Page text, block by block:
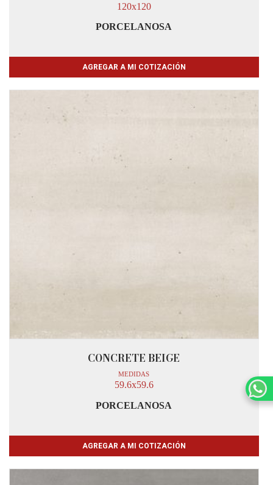
120x120
PORCELANOSA
AGREGAR A MI COTIZACIÓN
CONCRETE BEIGE
MEDIDAS
59.6x59.6
PORCELANOSA
AGREGAR A MI COTIZACIÓN